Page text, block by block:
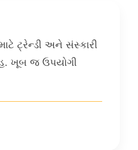
ટ્રેન્ડી અને સંસ્કારી
ખૂબ જ ઉપયોગી